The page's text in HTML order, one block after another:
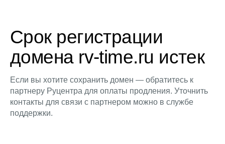
Срок регистрации
домена rv-time.ru истек
Если вы хотите сохранить домен — обратитесь к
партнеру Руцентра для оплаты продления. Уточнить
контакты для связи с партнером можно в службе
поддержки.